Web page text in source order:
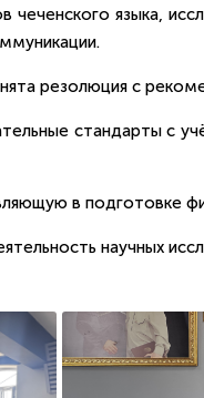
чеченского языка,
резолюция с
стандарты с
в подготовке
научных